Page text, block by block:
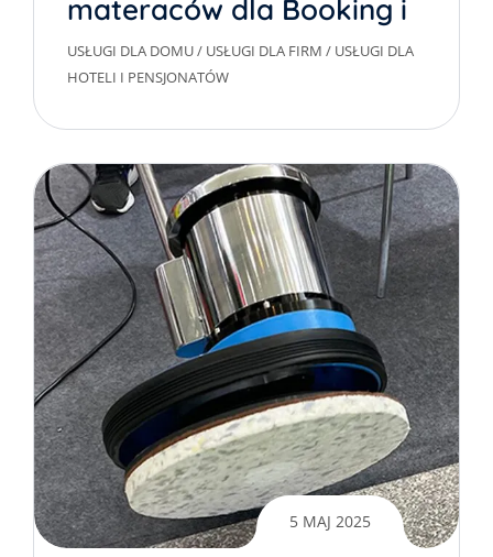
materaców dla Booking i
Airbnb w Warszawie
USŁUGI DLA DOMU/ USŁUGI DLA FIRM / USŁUGI DLA
HOTELI I PENSJONATÓW
5 MAJ 2025